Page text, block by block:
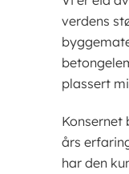
verdens
plassert
Konsernet
års
har den